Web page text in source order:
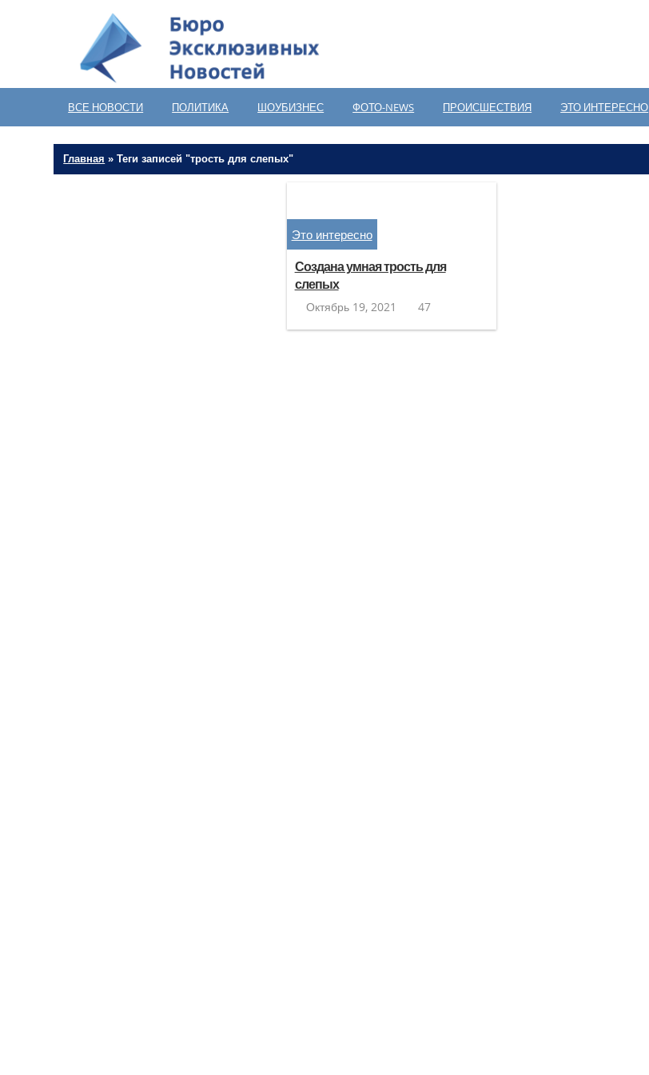
ВСЕ НОВОСТИ ПОЛИТИКА ШОУБИЗНЕС ФОТО-NEWS ПРОИСШЕСТВИЯ ЭТО ИНТЕРЕСНО
Главная »Теги записей "трость для слепых"
Это интересно
Создана умная трость для
слепых
Октябрь 19, 2021 47